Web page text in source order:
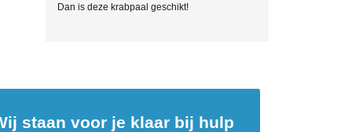
Dan is deze krabpaal geschikt!
staan voor je klaar bij hulp